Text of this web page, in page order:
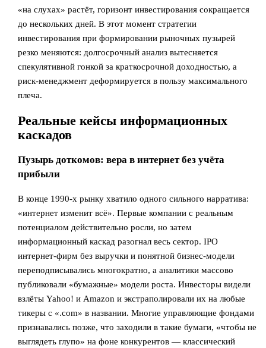
«на слухах» растёт, горизонт инвестирования сокращается
до нескольких дней. В этот момент стратегии
инвестирования при формировании рыночных пузырей
резко меняются: долгосрочный анализ вытесняется
спекулятивной гонкой за краткосрочной доходностью, а
риск‑менеджмент деформируется в пользу максимального
плеча.
Реальные кейсы информационных
каскадов
Пузырь доткомов: вера в интернет без учёта
прибыли
В конце 1990‑х рынку хватило одного сильного нарратива:
«интернет изменит всё». Первые компании с реальным
потенциалом действительно росли, но затем
информационный каскад разогнал весь сектор. IPO
интернет‑фирм без выручки и понятной бизнес‑модели
переподписывались многократно, а аналитики массово
публиковали «бумажные» модели роста. Инвесторы видели
взлёты Yahoo! и Amazon и экстраполировали их на любые
тикеры с «.com» в названии. Многие управляющие фондами
признавались позже, что заходили в такие бумаги, «чтобы не
выглядеть глупо» на фоне конкурентов — классический